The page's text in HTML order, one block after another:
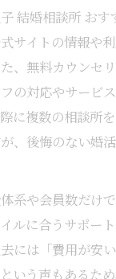
分に合う結婚相談
の会員属性や活
相談 所 求人情報
のサポート体制を
で成婚につながる
選びで失敗しな
相談所のサポート
の成婚率や口コミ
結婚相談所 おす
サイトの情報や
、無料カウンセ
の対応やサービ
に複数の相談所
、後悔のない婚
系や会員数だけ
ルに合うサポー
には「費用が安
いう声もあるた